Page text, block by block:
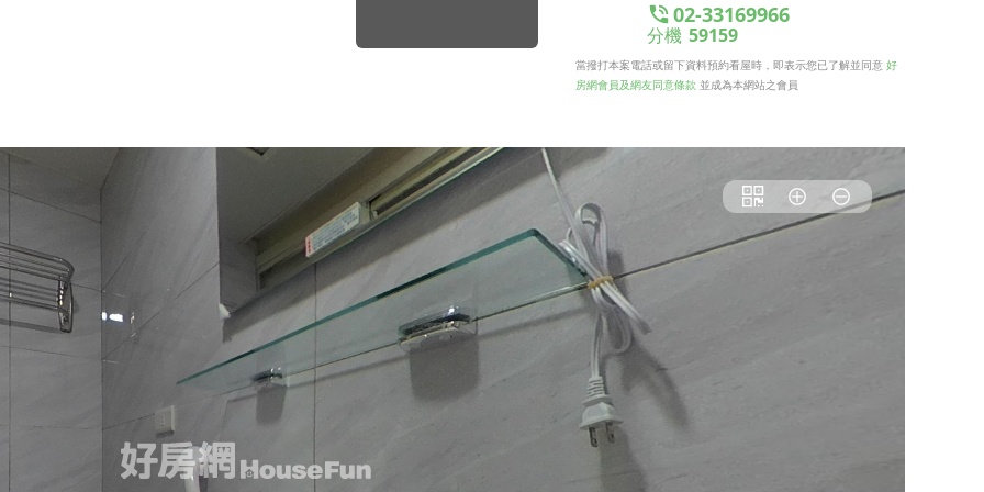
02-33169966
分機 59159
當撥打本案電話或留下資料預約看屋時，即表示您已了解並同意 好
房網會員及網友同意條款 並成為本網站之會員